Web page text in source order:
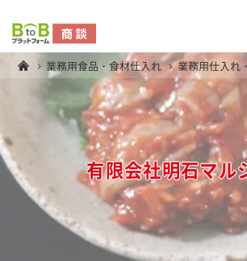
業務用食品・食材仕入れ 業務用仕入れ
有限会社明石マル